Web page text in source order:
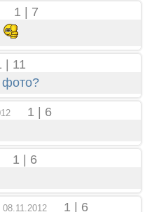
1 | 7
| 11
фото?
1 | 6
1 | 6
08.11.2012
1 | 6